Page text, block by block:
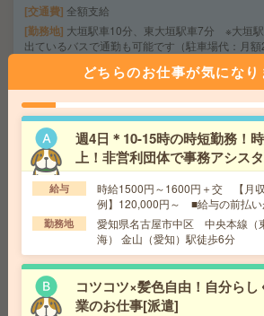
交通費 全額支給
勤務地 大垣駅車10分、東大垣駅車7分 ※大垣
出ているバスで通勤も可能です（駐車場代：月
《単発1日OK！日払い可》＊DMのモク
[派遣]
給 与 時給1,500円～1,875円
交通費 ■ 交通費規定内支給 ※派遣先による
【美濃加茂市】美濃太田駅・美濃川合駅
茂野駅・古井駅・前平公園駅など勤務地多数！
〈月1日～で副業にピッタリ＊時給
タン仕分け[派遣]
どちらのお仕事が気になり
週4日＊10-15時の時短勤務！
上！非営利団体で事務アシス
給与
時給1500円～1600円＋交 【月収
例】120,000円～ ■給与の前払い
能な速払いサービスあり
勤務地
愛知県名古屋市中区 中央本線（
海） 金山（愛知）駅徒歩6分
コツコツ×髪色自由！自分ら
業のお仕事[派遣]